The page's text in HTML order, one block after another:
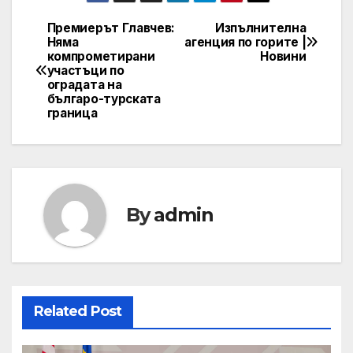
Post
navigation
Изпълнителна
агенция по горите |
Новини
Премиерът Главчев:
Няма
компрометирани
участъци по
оградата на
българо-турската
граница
Byadmin
Related Post